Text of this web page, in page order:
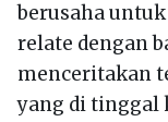
berusaha
relate dengan
menceritakan
yang di tinggal